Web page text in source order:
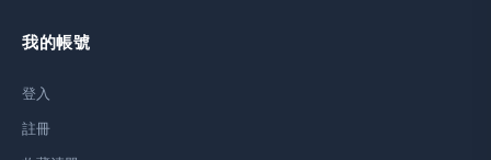
我的帳號
登入
註冊